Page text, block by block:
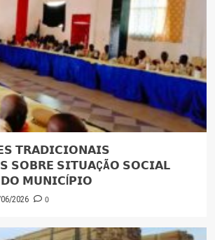
𝗧𝗥𝗔𝗗𝗜𝗖𝗜𝗢𝗡𝗔𝗜𝗦
𝗦𝗢𝗕𝗥𝗘 𝗦𝗜𝗧𝗨𝗔ÇÃ𝗢 𝗦𝗢𝗖𝗜𝗔𝗟
𝗠𝗨𝗡𝗜𝗖Í𝗣𝗜𝗢
2026 0